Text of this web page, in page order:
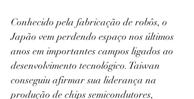
Conhecido pela fabricação de robôs, o
Japão vem perdendo espaço nos últimos
anos em importantes campos ligados ao
desenvolvimento tecnológico. Taiwan
conseguiu afirmar sua liderança na
produção de chips semicondutores,